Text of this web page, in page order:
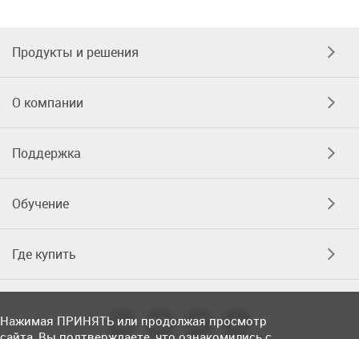
Продукты и решения
О компании
Поддержка
Обучение
Где купить
Нажимая ПРИНЯТЬ или продолжая просмотр